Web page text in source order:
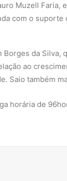
Muzell
com o
da
ao
Saio também
horária de